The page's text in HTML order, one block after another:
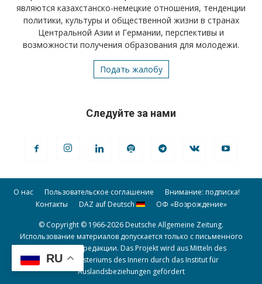
являются казахстанско-немецкие отношения, тенденции
политики, культуры и общественной жизни в странах
Центральной Азии и Германии, перспективы и
возможности получения образования для молодежи.
Подать жалобу
Следуйте за нами
О нас Пользовательское соглашение
Внимание: подписка!
Контакты
DAZ auf Deutsch ОФ «Возрождение»
© Copyright © 1966-2026 Deutsche Allgemeine Zeitung.
Использование материалов допускается только с письменного
разрешения редакции. Das Projekt wird aus Mitteln des
Bundesministeriums des Innern durch das Institut für
Auslandsbeziehungen gefördert
RU